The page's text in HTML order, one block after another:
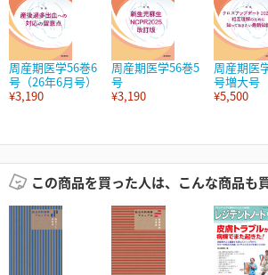
周産期医学56巻6
号（26年6月号）
¥3,190
周産期医学56巻5
号
¥3,190
周産期医
号増大号
¥5,500
この商品を買った人は、こんな商品も